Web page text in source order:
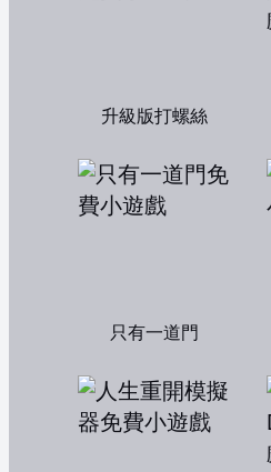
升級版打螺絲
只有一道門